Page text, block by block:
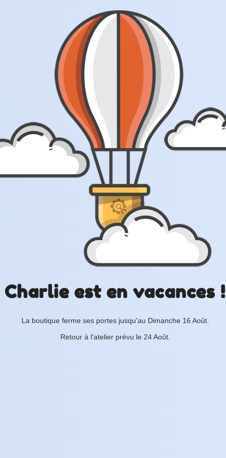
Charlie est en vacances !
La boutique ferme ses portes jusqu'au Dimanche 16 Août.
Retour à l'atelier prévu le 24 Août.